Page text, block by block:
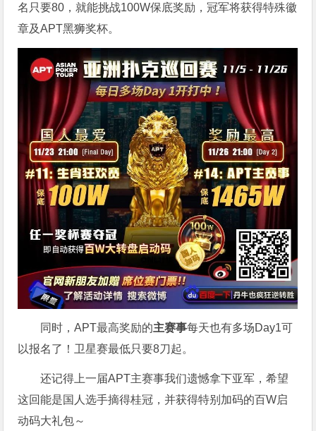
名只要80，就能挑战100W保底奖励，冠军将获得特殊徽
章及APT黑狮奖杯。
同时，APT最高奖励的主赛事每天也有多场Day1可
以报名了！卫星赛最低只要8刀起。
还记得上一届APT主赛事我们遗憾拿下亚军，希望
这回能是国人选手摘得桂冠，并获得特别加码的百W启
动码大礼包～